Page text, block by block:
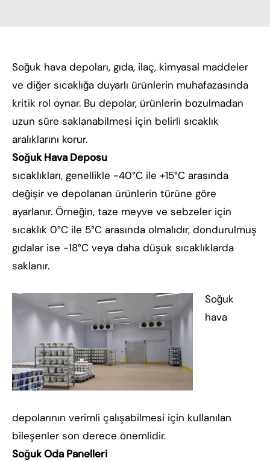
Soğuk hava depoları, gıda, ilaç, kimyasal maddeler
ve diğer sıcaklığa duyarlı ürünlerin muhafazasında
kritik rol oynar. Bu depolar, ürünlerin bozulmadan
uzun süre saklanabilmesi için belirli sıcaklık
aralıklarını korur.
Soğuk Hava Deposu
sıcaklıkları, genellikle -40°C ile +15°C arasında
değişir ve depolanan ürünlerin türüne göre
ayarlanır. Örneğin, taze meyve ve sebzeler için
sıcaklık 0°C ile 5°C arasında olmalıdır, dondurulmuş
gıdalar ise -18°C veya daha düşük sıcaklıklarda
saklanır.
Soğuk
hava
depolarının verimli çalışabilmesi için kullanılan
bileşenler son derece önemlidir.
Soğuk Oda Panelleri